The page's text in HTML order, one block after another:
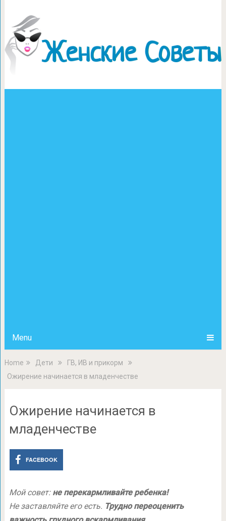
Menu
Home Дети
ГВ, ИВ и прикорм
Ожирение начинается в младенчестве
Ожирение начинается в
младенчестве
FACEBOOK
Мой совет: не перекармливайте ребенка!
Не заставляйте его есть. Трудно переоценить